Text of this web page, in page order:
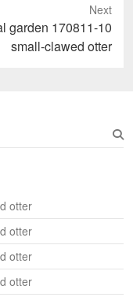
Next
garden 170811-10
small-clawed otter
otter
otter
otter
otter